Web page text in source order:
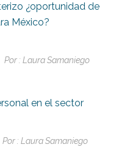
¿oportunidad de
México?
Por : Laura Samaniego
en el sector
Por : Laura Samaniego